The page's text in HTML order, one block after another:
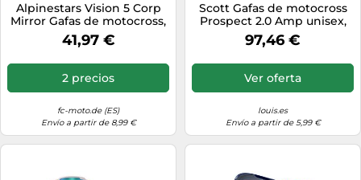
Alpinestars Vision 5 Corp
Mirror Gafas de motocross,
naranja, Talla única
41,97 €
2 precios
fc-moto.de (ES)
Envío a partir de 8,99 €
Scott Gafas de motocross
Prospect 2.0 Amp unisex,
onesize
97,46 €
Ver oferta
louis.es
Envío a partir de 5,99 €